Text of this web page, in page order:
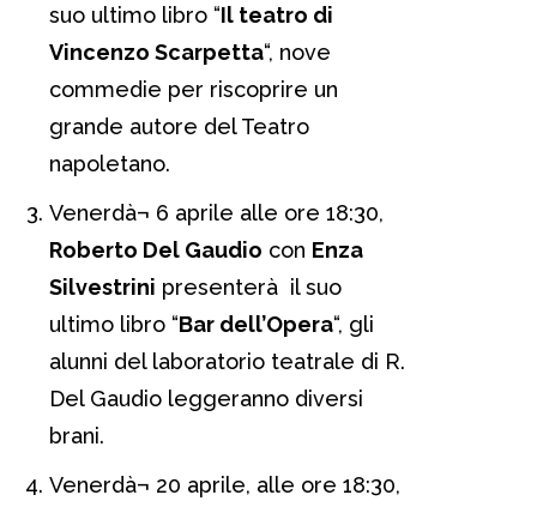
suo ultimo libro “Il teatro di
Vincenzo Scarpetta“, nove
commedie per riscoprire un
grande autore del Teatro
napoletano.
Venerdà¬ 6 aprile alle ore 18:30,
Roberto Del Gaudio con Enza
Silvestrini presenterà il suo
ultimo libro “Bar dell’Opera“, gli
alunni del laboratorio teatrale di R.
Del Gaudio leggeranno diversi
brani.
Venerdà¬ 20 aprile, alle ore 18:30,